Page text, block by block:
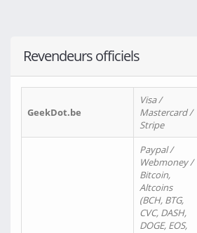
Revendeurs officiels
GeekDot.be
Visa /
Mastercard /
Stripe
Paypal /
Webmoney /
Bitcoin,
Altcoins
(BCH, BTG,
CVC, DASH,
DOGE, EOS,